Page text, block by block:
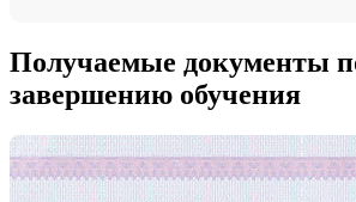
Получаемые документы
завершению обучения